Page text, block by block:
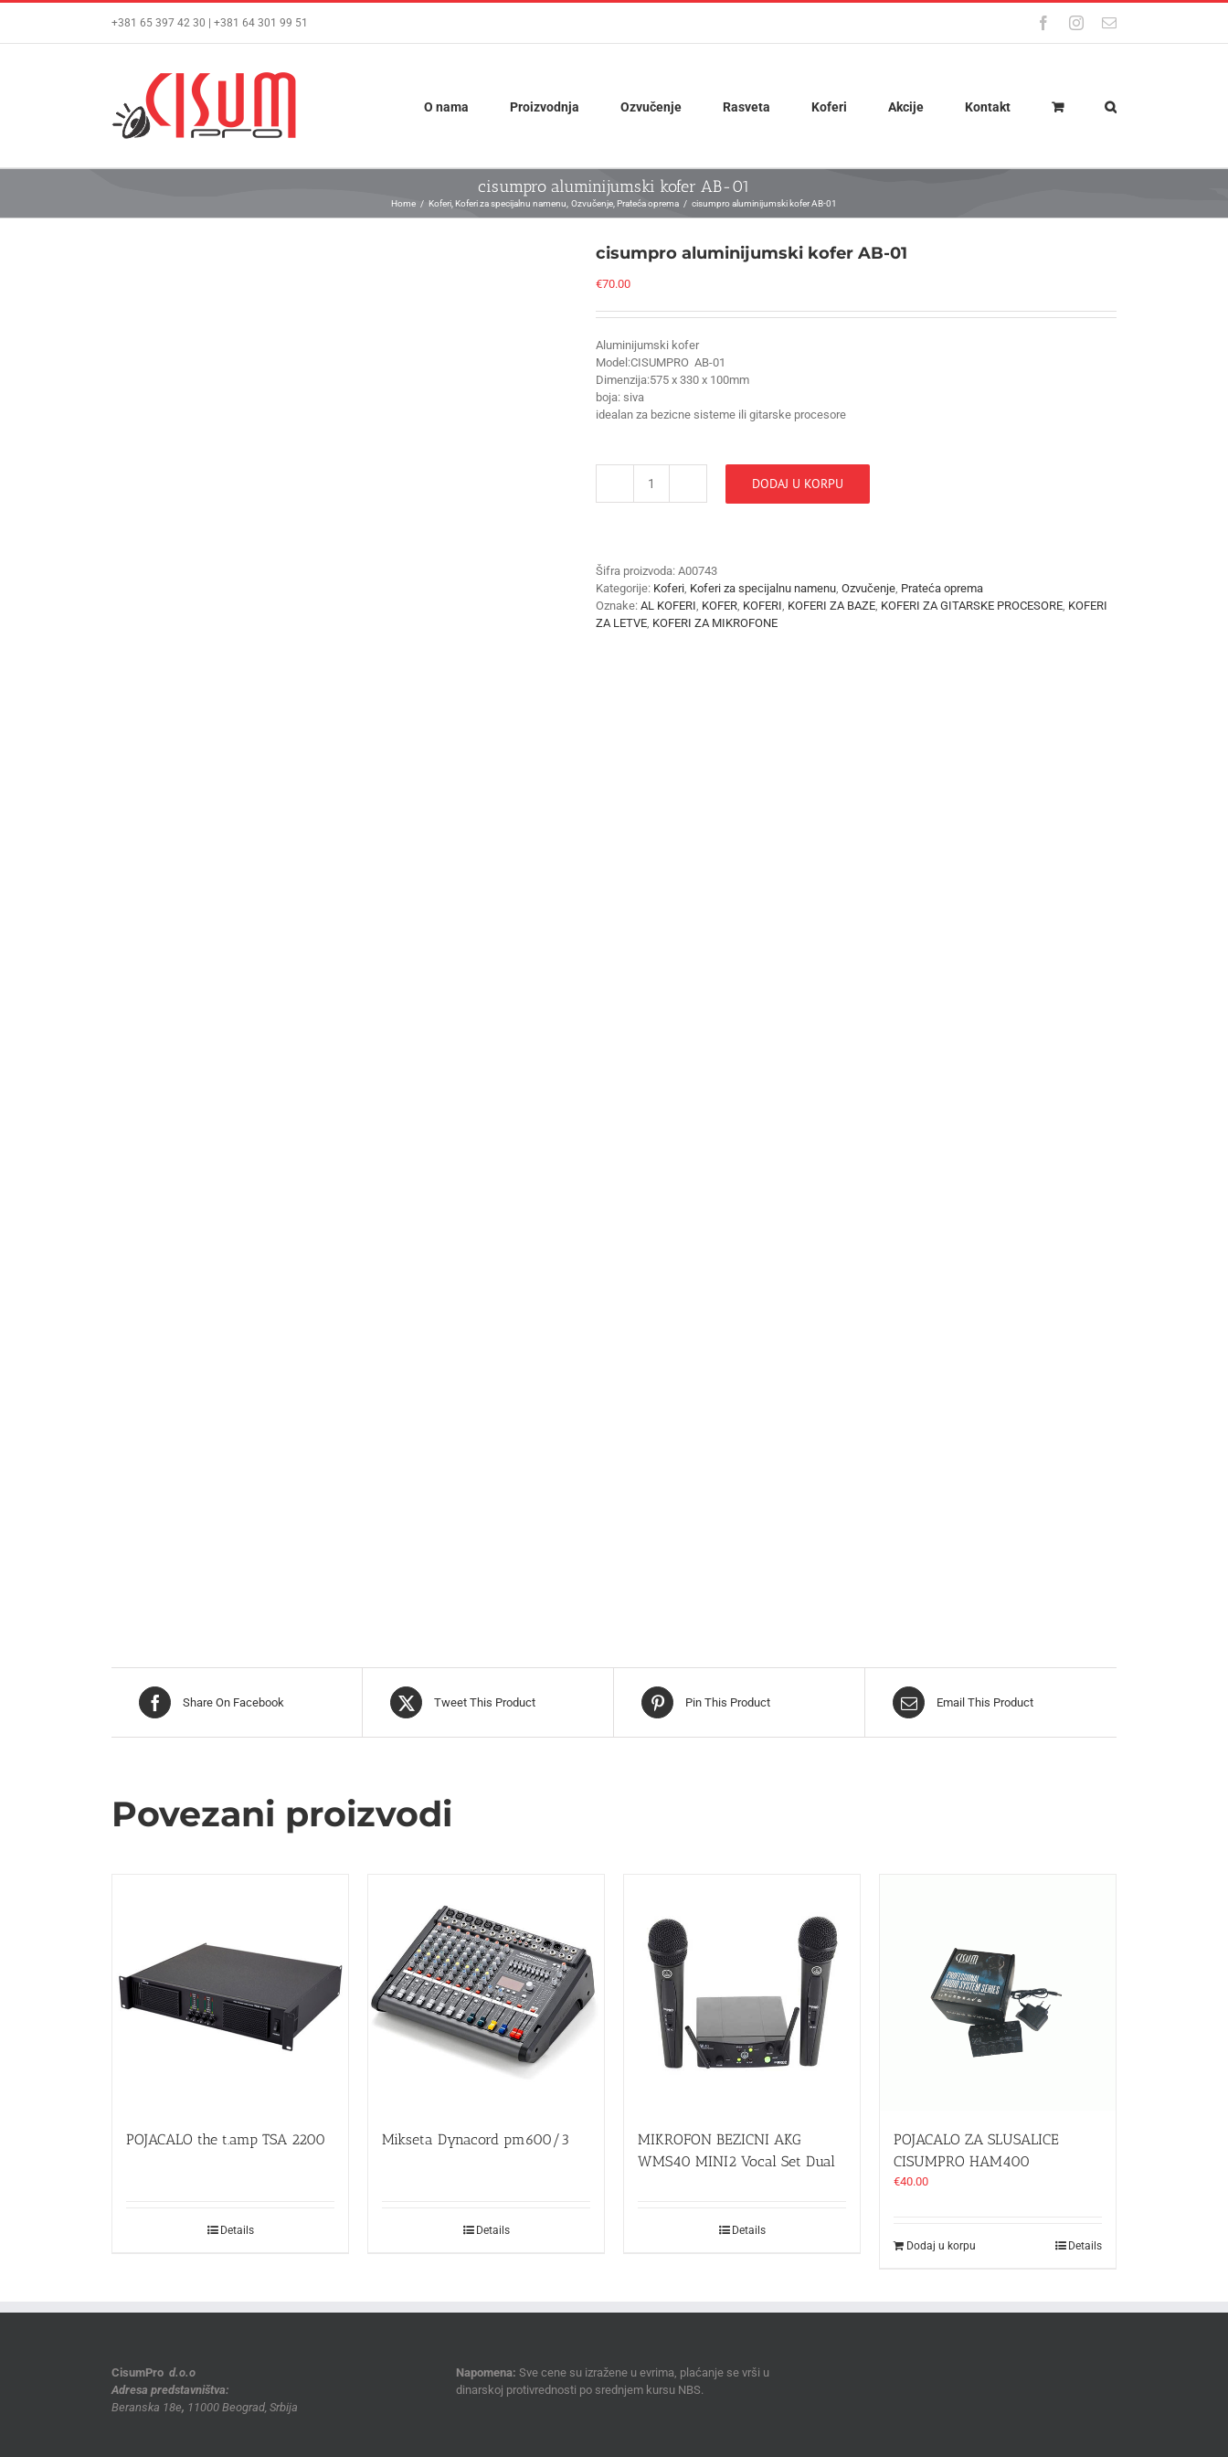
content
+381 65 397 42 30 | +381 64 301 99 51 FacebookInstagram
Email
O nama Proizvodnja Ozvučenje Rasveta Koferi Akcije Kontakt
cisumpro aluminijumski kofer AB-01
Home Koferi Koferi za specijalnu namenu Ozvučenje Prateća oprema cisumpro aluminijumski kofer AB-01
cisumpro aluminijumski kofer AB-01
€70.00
Aluminijumski kofer
Model:CISUMPRO AB-01
Dimenzija:575 x 330 x 100mm
boja: siva
idealan za bezicne sisteme ili gitarske procesore
cisumpro
količina
DODAJ U KORPU
Šifra proizvoda: A00743
Kategorije: Koferi, Koferi za specijalnu namenu, Ozvučenje, Prateća oprema
Oznake: AL KOFERI, KOFER, KOFERI, KOFERI ZA BAZE, KOFERI ZA GITARSKE PROCESORE, KOFERI
ZA LETVE, KOFERI ZA MIKROFONE
Share On Facebook Tweet This Product Pin This Product Email This Product
Povezani proizvodi
POJACALO the t.amp TSA 2200
Details
Mikseta Dynacord pm600/3
Details
MIKROFON BEZICNI AKG
WMS40 MINI2 Vocal Set Dual
Details
POJACALO ZA SLUSALICE
CISUMPRO HAM400
€40.00
Dodaj u korpu Details
CisumPro d.o.o
Adresa predstavništva:
Beranska 18e, 11000 Beograd, Srbija
Napomena: Sve cene su izražene u evrima, plaćanje se vrši u
dinarskoj protivrednosti po srednjem kursu NBS.